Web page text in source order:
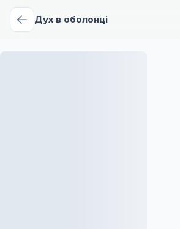
Дух в оболонці